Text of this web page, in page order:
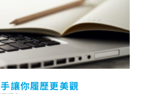
讓你履歷更美觀